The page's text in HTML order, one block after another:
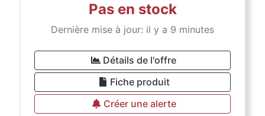
Pas en stock
Dernière mise à jour: il y a 9 minutes
Détails de l'offre
Fiche produit
Créer une alerte